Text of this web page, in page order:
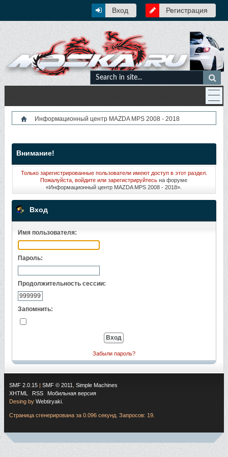
Вход Регистрация
Информационный центр MAZDA MPS 2008 - 2018
Внимание!
Только зарегистрированные пользователи имеют доступ в этот раздел.
Пожалуйста, войдите илизарегистрируйтесь на форуме
«Информационный центр MAZDA MPS 2008 - 2018».
Вход
Имя пользователя:
Пароль:
Продолжительность сессии:
Запомнить:
Забыли пароль?
SMF 2.0.15 SMF © 2011
Simple Machines
XHTML
RSS
Мобильная версия
Desing by Webtiryaki.
Страница сгенерирована за 0.096 секунд. Запросов: 19.